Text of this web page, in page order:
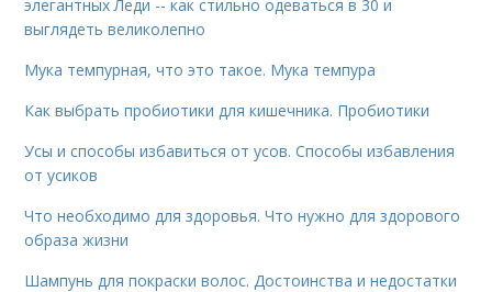
элегантных Леди -- как стильно одеваться в 30 и
выглядеть великолепно
Мука темпурная, что это такое. Мука темпура
Как выбрать пробиотики для кишечника. Пробиотики
Усы и способы избавиться от усов. Способы избавления
от усиков
Что необходимо для здоровья. Что нужно для здорового
образа жизни
Шампунь для покраски волос. Достоинства и недостатки